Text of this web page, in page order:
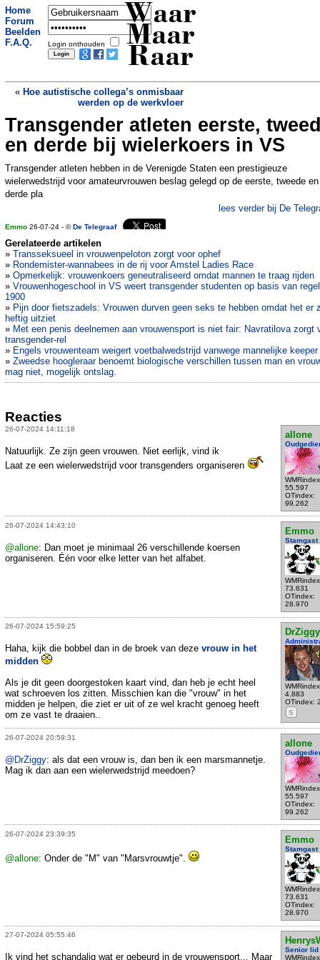
Home
Forum
Beelden
F.A.Q.
Login onthouden
Waar
Maar
Raar
« Hoe autistische collega’s onmisbaar
werden op de werkvloer
Opmerkelijke onthulling: SpongeBob
SquarePants is autistisch»
Transgender atleten eerste,
en derde bij wielerkoers in VS
Transgender atleten hebben in de Verenigde Staten een prestigieuze
wielerwedstrijd voor amateurvrouwen beslag gelegd op de eerste, tweede en
derde pla
lees verder bij De
Emmo 26-07-24 - ©De Telegraaf
Gerelateerde artikelen
» Transseksueel in vrouwenpeloton zorgt voor ophef
» Rondemister-wannabees in de rij voor Amstel Ladies Race
» Opmerkelijk: vrouwenkoers geneutraliseerd omdat mannen te traag rijden
» Vrouwenhogeschool in VS weert transgender studenten op basis van
1900
» Pijn door fietszadels: Vrouwen durven geen seks te hebben omdat het er
heftig uitziet
» Met een penis deelnemen aan vrouwensport is niet fair: Navratilova zorgt
transgender-rel
» Engels vrouwenteam weigert voetbalwedstrijd vanwege mannelijke keeper
» Zweedse hoogleraar benoemt biologische verschillen tussen man en
mag niet, mogelijk ontslag.
Reacties
26-07-2024 14:11:18
allone
55.597
OTindex:
99.262
Natuurlijk. Ze zijn geen vrouwen. Niet eerlijk, vind ik
Laat ze een wielerwedstrijd voor transgenders organiseren
26-07-2024 14:43:10
Emmo
Stamgast
73.631
OTindex:
28.970
@allone: Dan moet je minimaal 26 verschillende koersen
organiseren. Één voor elke letter van het alfabet.
26-07-2024 15:59:25
DrZiggy
4.883
OTindex:
S
Haha, kijk die bobbel dan in de broek van deze vrouw in het
midden
Als je dit geen doorgestoken kaart vind, dan heb je echt heel
wat schroeven los zitten. Misschien kan die "vrouw" in het
midden je helpen, die ziet er uit of ze wel kracht genoeg heeft
om ze vast te draaien..
26-07-2024 20:59:31
allone
55.597
OTindex:
99.262
@DrZiggy: als dat een vrouw is, dan ben ik een marsmannetje.
Mag ik dan aan een wielerwedstrijd meedoen?
26-07-2024 23:39:35
Emmo
Stamgast
73.631
OTindex:
28.970
@allone: Onder de "M" van "Marsvrouwtje".
27-07-2024 05:55:46
Senior lid
Ik vind het schandalig wat er gebeurd in de vrouwensport... Maar